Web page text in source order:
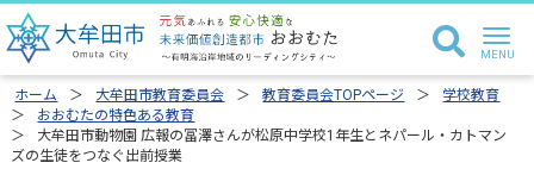
ホーム 大牟田市教育委員会 教育委員会TOPページ
学校教育
おおむたの特色ある教育
大牟田市動物園 広報の冨澤さんが松原中学校1年生とネパール・カトマン
ズの生徒をつなぐ出前授業